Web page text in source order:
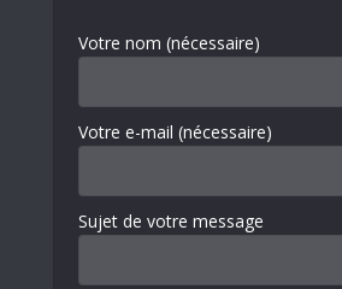
Votre nom (nécessaire)
Votre e-mail (nécessaire)
Sujet de votre message